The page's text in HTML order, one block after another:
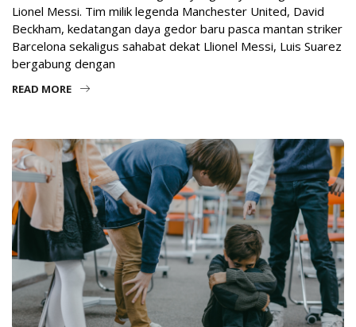
Lionel Messi. Tim milik legenda Manchester United, David
Beckham, kedatangan daya gedor baru pasca mantan striker
Barcelona sekaligus sahabat dekat Llionel Messi, Luis Suarez
bergabung dengan
READ MORE